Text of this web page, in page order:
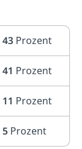
43 Prozent
41 Prozent
11 Prozent
5 Prozent